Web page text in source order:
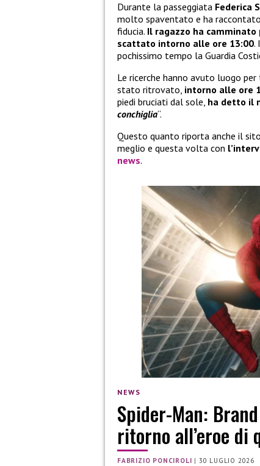
Durante la passeggiata Federica
molto spaventato e ha raccontato
fiducia. Il ragazzo ha
scattato intorno alle ore 13:00.
pochissimo tempo la Guardia
Le ricerche hanno avuto luogo
stato ritrovato, intorno alle ore
piedi bruciati dal sole, ha detto il
conchiglia“.
Questo quanto riporta anche il
meglio e questa volta con
news.
NEWS
Spider-Man:
ritorno all’eroe di
FABRIZIO PONCIROLI | 30 LUGLIO 2026